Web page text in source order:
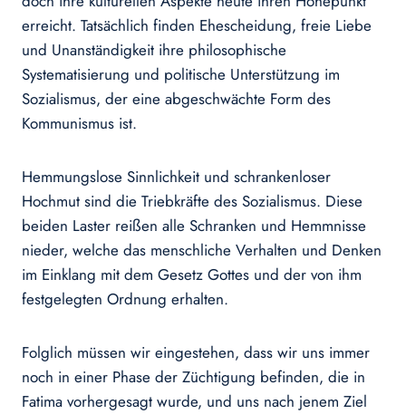
erreicht. Tatsächlich finden Ehescheidung, freie Liebe
und Unanständigkeit ihre philosophische
Systematisierung und politische Unterstützung im
Sozialismus, der eine abgeschwächte Form des
Kommunismus ist.
Hemmungslose Sinnlichkeit und schrankenloser
Hochmut sind die Triebkräfte des Sozialismus. Diese
beiden Laster reißen alle Schranken und Hemmnisse
nieder, welche das menschliche Verhalten und Denken
im Einklang mit dem Gesetz Gottes und der von ihm
festgelegten Ordnung erhalten.
Folglich müssen wir eingestehen, dass wir uns immer
noch in einer Phase der Züchtigung befinden, die in
Fatima vorhergesagt wurde, und uns nach jenem Ziel